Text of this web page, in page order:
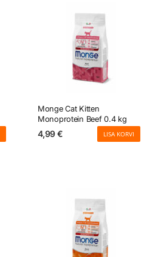
Monge Cat Kitten
Monoprotein Beef 0.4 kg
4,99€ LISA KORVI